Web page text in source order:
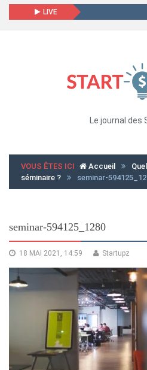
LIVE
Le journal
VOUS ÊTES ICI Accueil
séminaire ?
seminar-
seminar-594125_1280
18 MAI 2021, 14:59 Startupz